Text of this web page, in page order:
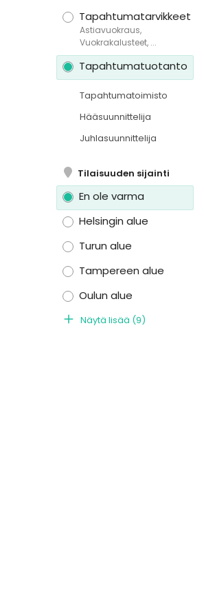
Tapahtumatarvikkeet
Astiavuokraus,
Vuokrakalusteet, ...
Tapahtumatuotanto
Tapahtumatoimisto
Hääsuunnittelija
Juhlasuunnittelija
Tilaisuuden sijainti
En ole varma
Helsingin alue
Turun alue
Tampereen alue
Oulun alue
Näytä lisää (9)